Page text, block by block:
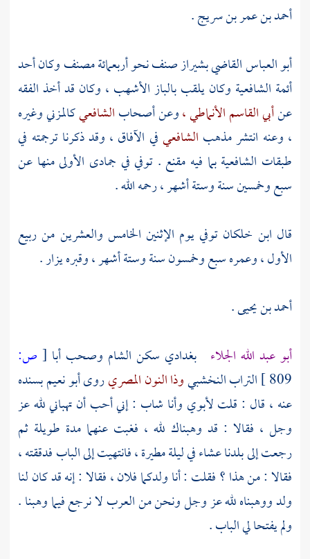
أحمد بن عمر بن سريج .
أبو العباسالقاضي بشيراز صنف نحو أربعمائة مصنف وكان أحد
أئمة الشافعية وكان يلقب بالباز الأشهب ، وكان قد أخذ الفقه
عنأبي القاسم الأنماطي ،وعن أصحابالشافعيكالمزنيوغيره
، وعنه انتشر مذهب الشافعيفي الآفاق ، وقد ذكرنا ترجمته في
طبقات الشافعية بما فيه مقنع . توفي في جمادى الأولى منها عن
سبع وخمسين سنة وستة أشهر ، رحمه الله .
قال ابن خلكان توفي يوم الإثنين الخامس والعشرين من ربيع
الأول ، وعمره سبع وخمسون سنة وستة أشهر ، وقبره يزار .
أحمد بن يحيى .
أبو عبد الله الجلاء بغدادي سكن الشام وصحب أبا [ ص:
809 ] التراب النخشبيوذا النون المصريروىأبو نعيمبسنده
عنه ، قال : قلت لأبوي وأنا شاب : إني أحب أن تهباني لله عز
وجل ، فقالا : قد وهبناك لله ، فغبت عنهما مدة طويلة ثم
رجعت إلى بلدنا عشاء في ليلة مطيرة ، فانتهيت إلى الباب فدققته ،
فقالا : من هذا ؟ فقلت : أنا ولدكما فلان ، فقالا : إنه قد كان لنا
ولد ووهبناه لله عز وجل ونحن من العرب لا نرجع فيما وهبنا .
ولم يفتحا لي الباب .